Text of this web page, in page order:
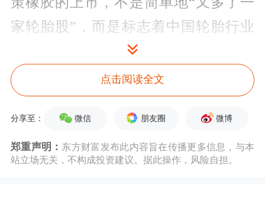
家轮胎股”，而是标志着中国轮胎行业
的龙头企业，开始以资本市场为杠杆，
向更高质量的全球竞争力发起冲击。这
在对企业自身进行资本补充和品牌加持
的同时，还将带动整个轮胎板块的估值
重估，提振投资者对中国轮胎制造业的
点击阅读全文
分享至： 微信 朋友圈 微博
郑重声明： 东方财富发布此内容旨在传播更多信息，与本
站立场无关，不构成投资建议。据此操作，风险自担。